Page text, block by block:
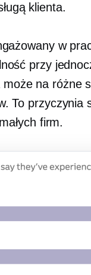
klienta.
w
przy
na różne
To przyczynia
firm.